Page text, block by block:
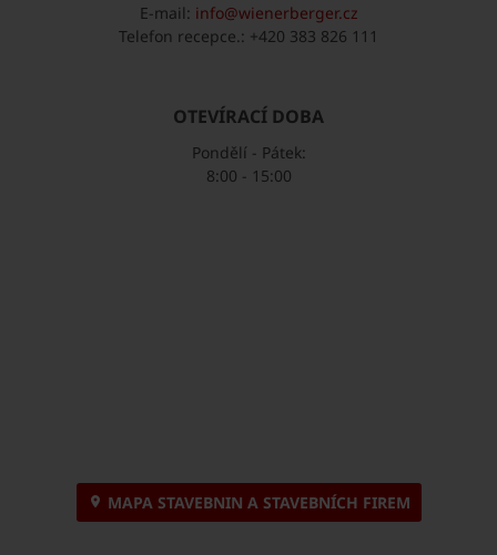
E-mail: info@wienerberger.cz
Telefon recepce.: +420 383 826 111
OTEVÍRACÍ DOBA
Pondělí - Pátek:
8:00 - 15:00
MAPA STAVEBNIN A STAVEBNÍCH FIREM